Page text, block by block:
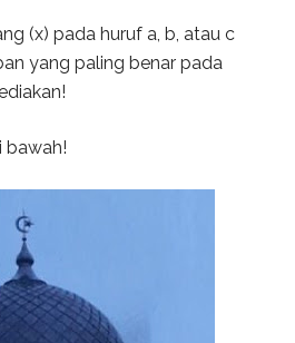
(x) pada huruf a, b, atau c
yang paling benar pada
bawah!